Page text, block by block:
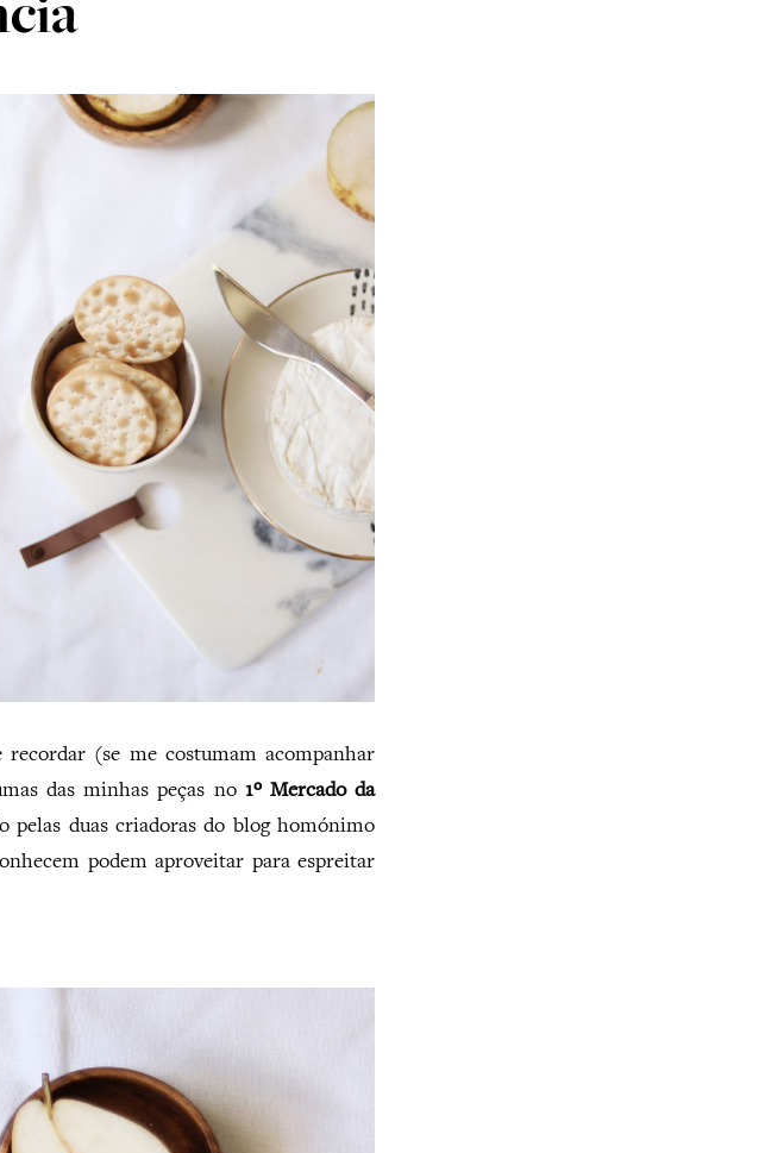
recordar (se me costumam acompanhar
das minhas peças no 1º Mercado da
pelas duas criadoras do blog homónimo
podem aproveitar para espreitar